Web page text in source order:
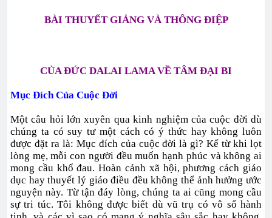
BÀI THUYẾT GIẢNG VÀTHÔNG ĐIỆP
CỦA ĐỨC DALAI LAMA VỀ TÂM ĐẠI BI
Mục Đích Của Cuộc Đời
Một câu hỏi lớn xuyên qua kinh nghiệm của cuộc đời dù
chúng ta có suy tư một cách có ý thức hay không luôn
được đặt ra là: Mục đích của cuộc đời là gì? Kể từ khi lọt
lòng mẹ, mỗi con người đều muốn hạnh phúc và không ai
mong cầu khổ đau. Hoàn cảnh xã hội, phương cách giáo
dục hay thuyết lý giáo điều đều không thể ảnh hưởng ước
nguyện này. Từ tận đáy lòng, chúng ta ai cũng mong cầu
sự tri túc. Tôi không được biết dù vũ trụ có vô số hành